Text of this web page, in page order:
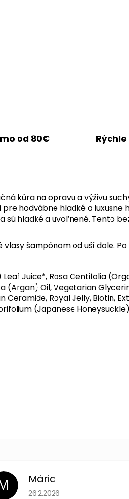
od 80€
kúra na opravu a výživu
hodvábne hladké a luxusne
sú hladké a uvoľnené. Tento
šampónom od uší dole.
Juice*, Rosa Centifolia
(Argan) Oil, Vegetarian
Ceramide, Royal Jelly, Biotin,
(Japanese
Mária
Hodnotenie obchodu je 5 z 5
26.2.2026